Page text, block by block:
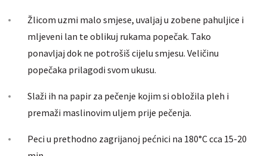
Žlicom uzmi malo smjese, uvaljaj u zobene pahuljice i
mljeveni lan te oblikuj rukama popečak. Tako
ponavljaj dok ne potrošiš cijelu smjesu. Veličinu
popečaka prilagodi svom ukusu.
Slaži ih na papir za pečenje kojim si obložila pleh i
premaži maslinovim uljem prije pečenja.
Peci u prethodno zagrijanoj pećnici na 180°C cca 15-20